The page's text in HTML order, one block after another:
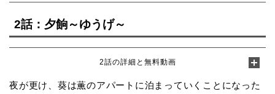
2話：夕餉～ゆうげ～
2話の詳細と無料動画
夜が更け、葵は薫のアパートに泊まっていくことになった